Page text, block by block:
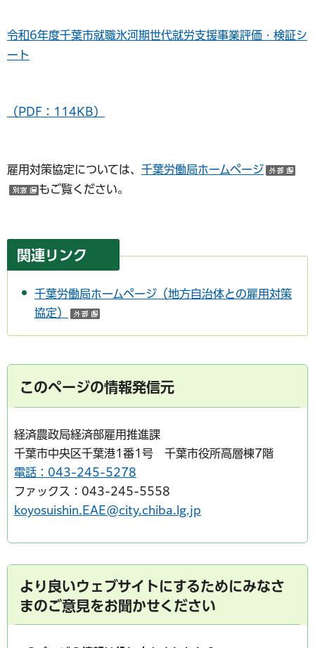
令和6年度千葉市就職氷河期世代就労支援事業評価・検証シ
ート
（PDF：114KB）
雇用対策協定については、 千葉労働局ホームページ
（別ウインドウで開く）
もご覧ください。
関連リンク
千葉労働局ホームページ（地方自治体との雇用対策
協定）
このページの情報発信元
経済農政局経済部雇用推進課
千葉市中央区千葉港1番1号 千葉市役所高層棟7階
電話：043-245-5278
ファックス：043-245-5558
koyosuishin.EAE@city.chiba.lg.jp
より良いウェブサイトにするためにみなさ
まのご意見をお聞かせください